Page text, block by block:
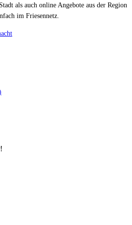
als auch online Angebote aus der Region
im Friesennetz.